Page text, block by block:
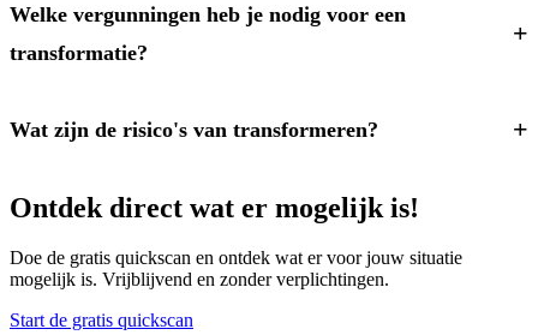
Welke vergunningen heb je nodig voor een
transformatie?
Wat zijn de risico's van transformeren?
Ontdek direct wat er mogelijk is!
Doe de gratis quickscan en ontdek wat er voor jouw situatie
mogelijk is. Vrijblijvend en zonder verplichtingen.
Start de gratis quickscan